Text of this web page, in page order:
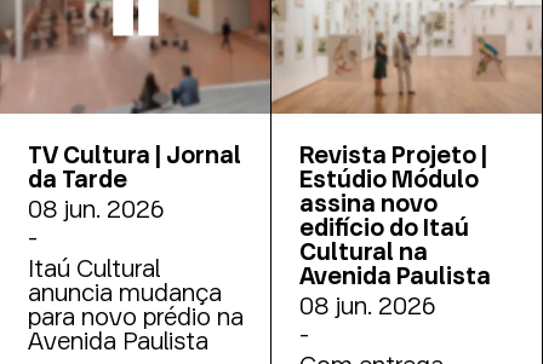
TV Cultura | Jornal
da Tarde
08 jun. 2026
-
Itaú Cultural
anuncia mudança
para novo prédio na
Avenida Paulista
Revista Projeto |
Estúdio Módulo
assina novo
edifício do Itaú
Cultural na
Avenida Paulista
08 jun. 2026
-